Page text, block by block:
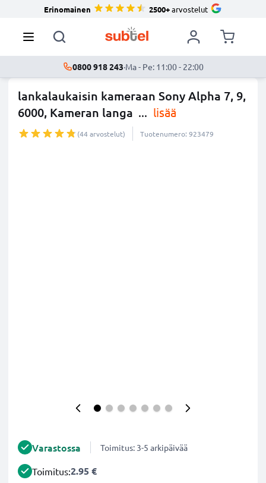
Erinomainen 2500+arvostelut
0800 918 243·Ma - Pe: 11:00 - 22:00
lankalaukaisin kameraan Sony Alpha 7, 9,
6000, Kameran langa ... lisää
(44 arvostelut) Tuotenumero: 923479
Varastossa Toimitus: 3-5 arkipäivää
Toimitus:2.95 €